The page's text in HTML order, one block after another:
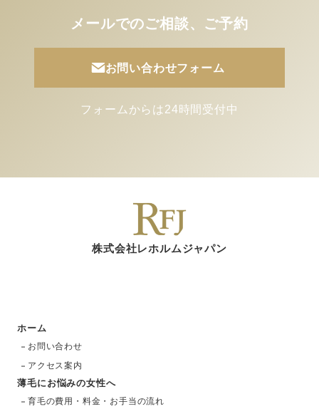
メールでのご相談、ご予約
お問い合わせフォーム
フォームからは24時間受付中
株式会社レホルムジャパン
ホーム
お問い合わせ
アクセス案内
薄毛にお悩みの女性へ
育毛の費用・料金・お手当の流れ